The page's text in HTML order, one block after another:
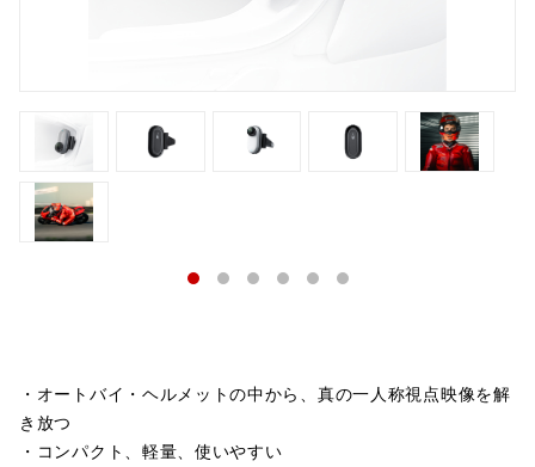
・オートバイ・ヘルメットの中から、真の一人称視点映像を解
き放つ
・コンパクト、軽量、使いやすい